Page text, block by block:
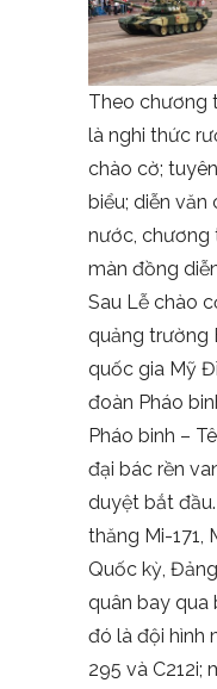
Theo chương
là nghi thức
chào cờ;
biểu; diễn văn
nước, chương
màn đồng
Sau Lễ chào
quảng trường
quốc gia Mỹ
đoàn Pháo
Pháo binh –
đại bác rền
duyệt bắt
thăng Mi-171,
Quốc kỳ,
quân bay qua
đó là đội hình
295 và C212i;